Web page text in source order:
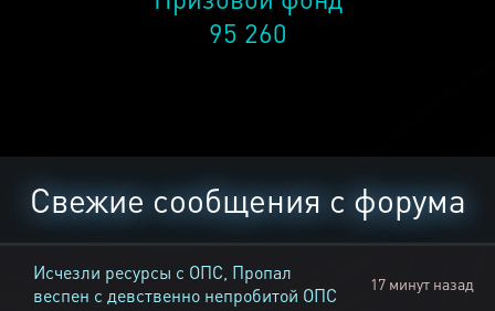
95 260
Свежие сообщения с форума
Исчезли ресурсы с ОПС, Пропал
веспен с девственно непробитой ОПС
17 минут назад